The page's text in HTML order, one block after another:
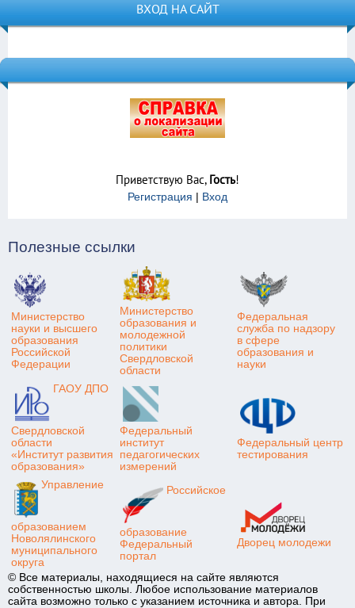
ВХОД НА САЙТ
Приветствую Вас, Гость!
Регистрация Вход
Полезные ссылки
Министерство
науки и высшего
образования
Российской
Федерации
Министерство
образования и
молодежной
политики
Свердловской
области
Федеральная
служба по надзору
в сфере
образования и
науки
ГАОУ ДПО
Свердловской
области
«Институт развития
образования»
Федеральный
институт
педагогических
измерений
Федеральный центр
тестирования
Управление
образованием
Новолялинского
муниципального
округа
Российское
образование
Федеральный
портал
Дворец молодежи
© Все материалы, находящиеся на сайте являются
собственностью школы. Любое использование материалов
сайта возможно только с указанием источника и автора. При